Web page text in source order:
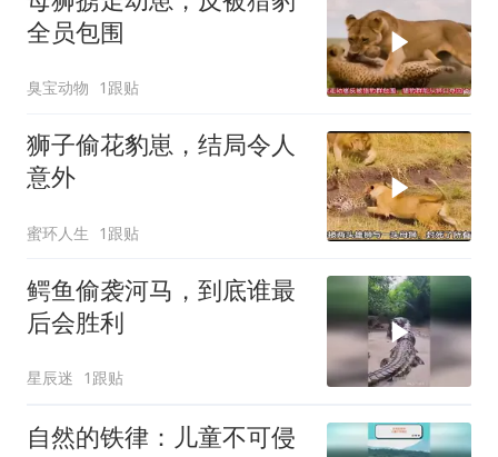
全员包围
臭宝动物 1跟贴
狮子偷花豹崽，结局令人
意外
蜜环人生 1跟贴
鳄鱼偷袭河马，到底谁最
后会胜利
星辰迷 1跟贴
自然的铁律：儿童不可侵